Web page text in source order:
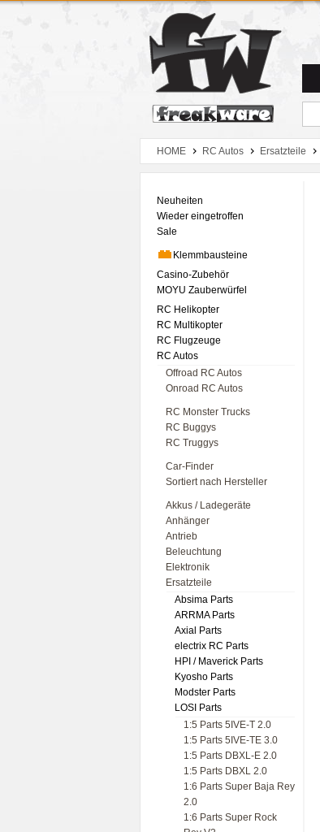
Zum Hauptmenue
Zum Seiteninhalt
Zum Warenkob
HOME RC Autos Ersatzteile
Neuheiten
Wieder eingetroffen
Sale
Klemmbausteine
Casino-Zubehör
MOYU Zauberwürfel
RC Helikopter
RC Multikopter
RC Flugzeuge
RC Autos
Offroad RC Autos
Onroad RC Autos
RC Monster Trucks
RC Buggys
RC Truggys
Car-Finder
Sortiert nach Hersteller
Akkus / Ladegeräte
Anhänger
Antrieb
Beleuchtung
Elektronik
Ersatzteile
Absima Parts
ARRMA Parts
Axial Parts
electrix RC Parts
HPI / Maverick Parts
Kyosho Parts
Modster Parts
LOSI Parts
1:5 Parts 5IVE-T 2.0
1:5 Parts 5IVE-TE 3.0
1:5 Parts DBXL-E 2.0
1:5 Parts DBXL 2.0
1:6 Parts Super Baja Rey
2.0
1:6 Parts Super Rock